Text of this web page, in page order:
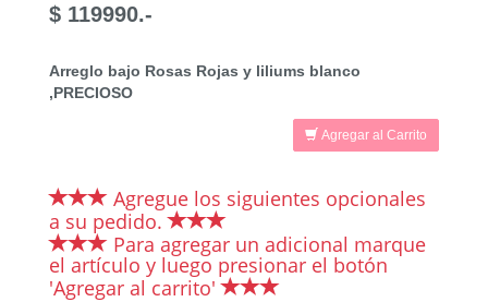
$ 119990.-
Arreglo bajo Rosas Rojas y liliums blanco
,PRECIOSO
Agregar al Carrito
Agregue los siguientes opcionales
a su pedido.
Para agregar un adicional marque
el artículo y luego presionar el botón
'Agregar al carrito'